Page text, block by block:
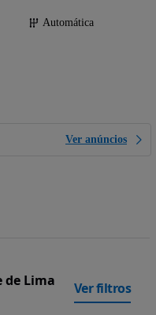
Automática
Ver anúncios
de Lima
Ver filtros